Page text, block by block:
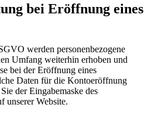
bei Eröffnung eines
werden personenbezogene
Umfang weiterhin erhoben und
bei der Eröffnung eines
Daten für die Kontoeröffnung
der Eingabemaske des
unserer Website.